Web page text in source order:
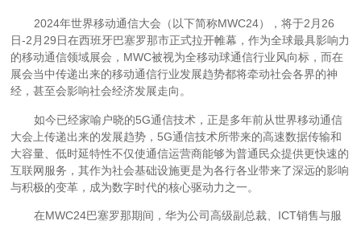
2024年世界移动通信大会（以下简称MWC24），将于2月26
日-2月29日在西班牙巴塞罗那市正式拉开帷幕，作为全球最具影响力
的移动通信领域展会，MWC被视为全移动球通信行业风向标，而在
展会当中传递出来的移动通信行业发展趋势都将牵动社会各界的神
经，甚至会影响社会经济发展走向。
如今已经家喻户晓的5G通信技术，正是多年前从世界移动通信
大会上传递出来的发展趋势，5G通信技术所带来的高速数据传输和
大容量、低时延特性不仅使通信运营商能够为普通民众提供更快速的
互联网服务，其作为社会基础设施更是为各行各业带来了深远的影响
与积极的变革，成为数字时代的核心驱动力之一。
在MWC24巴塞罗那期间，华为公司高级副总裁、ICT销售与服